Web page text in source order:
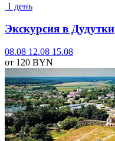
1 день
Экскурсия в Дудутки
08.08 12.08 15.08
от 120 BYN